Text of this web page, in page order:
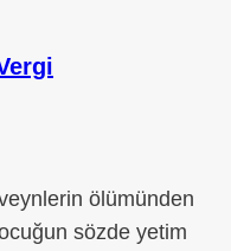
ölümünden
sözde yetim